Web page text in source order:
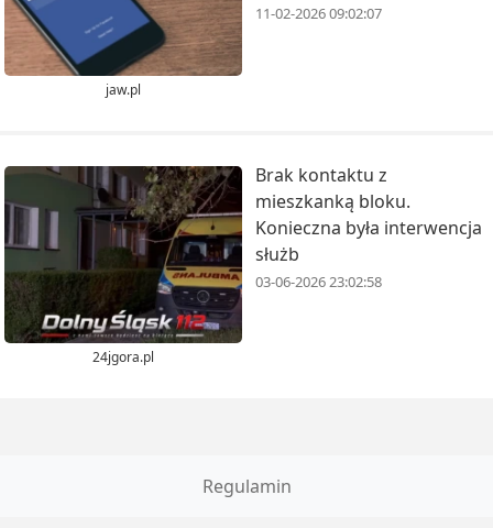
jaw.pl
11-02-2026 09:02:07
24jgora.pl
Brak kontaktu z
mieszkanką bloku.
Konieczna była interwencja
służb
03-06-2026 23:02:58
Regulamin